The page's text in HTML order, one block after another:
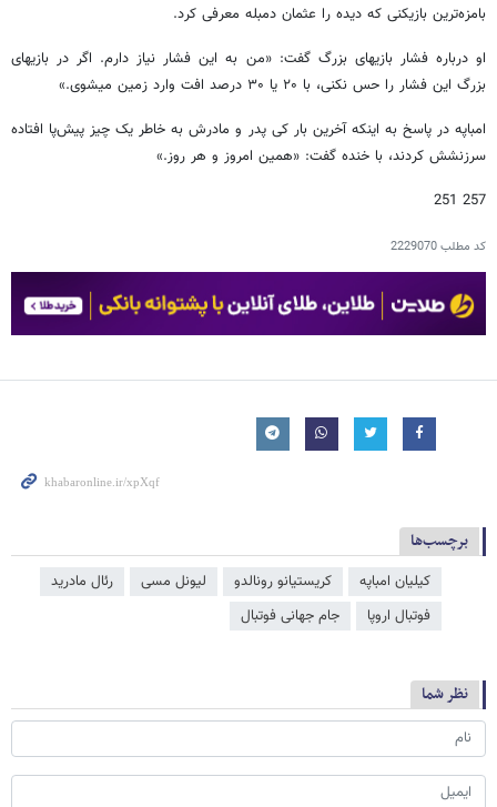
بامزه‌ترین بازیکنی که دیده را عثمان دمبله معرفی کرد.
او درباره فشار بازیهای بزرگ گفت: «من به این فشار نیاز دارم. اگر در بازیهای
بزرگ این فشار را حس نکنی، با ۲۰ یا ۳۰ درصد افت وارد زمین میشوی.»
امباپه در پاسخ به اینکه آخرین بار کی پدر و مادرش به خاطر یک چیز پیش‌پا افتاده
سرزنشش کردند، با خنده گفت: «همین امروز و هر روز.»
257 251
کد مطلب2229070
برچسب‌ها
کیلیان امباپه کریستیانو رونالدو لیونل مسی
رئال مادرید
فوتبال اروپا
جام جهانی فوتبال
نظر شما